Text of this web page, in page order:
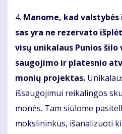
4. Ma­no­me, kad
sas yra ne re­zer­va­to
vi­sų uni­ka­laus Pu­nios
sau­go­ji­mo ir pla­tes­nio
mo­nių pro­jek­tas.
iš­sau­go­ji­mui rei­ka­lin­gos
mo­nės. Tam siū­lo­me
moks­li­nin­kus, iš­ana­li­zuo­ti